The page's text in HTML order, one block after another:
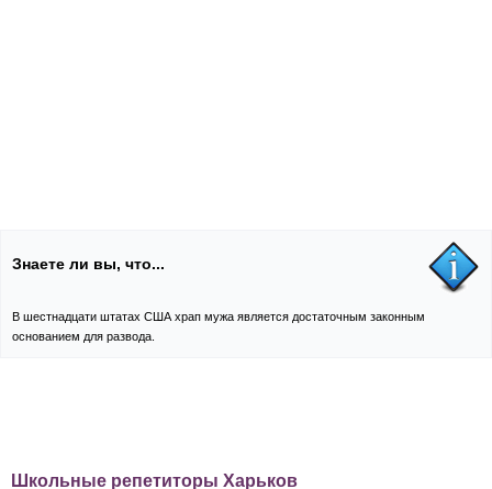
Знаете ли вы, что...
В шестнадцати штатах США храп мужа является достаточным законным
основанием для развода.
Школьные репетиторы Харьков